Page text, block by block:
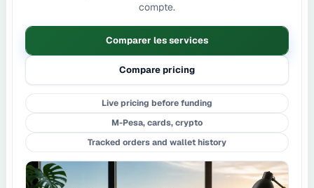
compte.
Comparer les services
Compare pricing
Live pricing before funding
M-Pesa, cards, crypto
Tracked orders and wallet history